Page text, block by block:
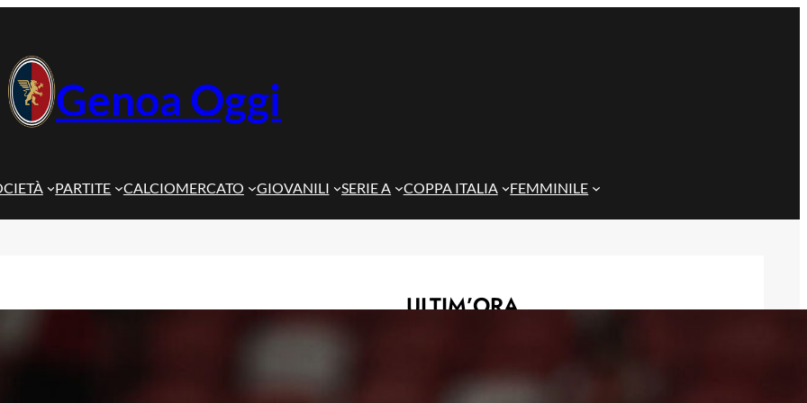
Genoa Oggi
PARTITE CALCIOMERCATO GIOVANILI SERIE A COPPA ITALIA FEMMINILE
ULTIM’ORA